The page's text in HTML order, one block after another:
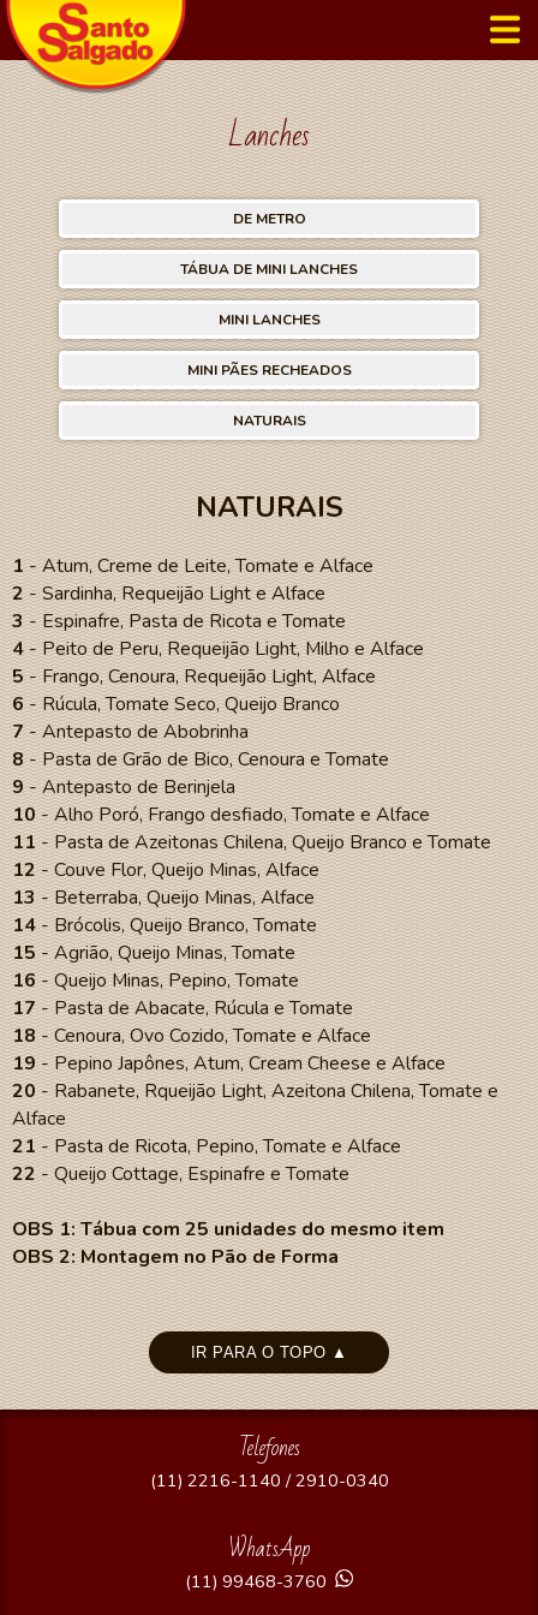
Lanches
DE METRO
TÁBUA DE MINI LANCHES
MINI LANCHES
MINI PÃES RECHEADOS
NATURAIS
NATURAIS
1- Atum, Creme de Leite, Tomate e Alface
2- Sardinha, Requeijão Light e Alface
3- Espinafre, Pasta de Ricota e Tomate
4- Peito de Peru, Requeijão Light, Milho e Alface
5- Frango, Cenoura, Requeijão Light, Alface
6- Rúcula, Tomate Seco, Queijo Branco
7- Antepasto de Abobrinha
8- Pasta de Grão de Bico, Cenoura e Tomate
9- Antepasto de Berinjela
10- Alho Poró, Frango desfiado, Tomate e Alface
11- Pasta de Azeitonas Chilena, Queijo Branco e Tomate
12- Couve Flor, Queijo Minas, Alface
13- Beterraba, Queijo Minas, Alface
14- Brócolis, Queijo Branco, Tomate
15- Agrião, Queijo Minas, Tomate
16- Queijo Minas, Pepino, Tomate
17- Pasta de Abacate, Rúcula e Tomate
18- Cenoura, Ovo Cozido, Tomate e Alface
19- Pepino Japônes, Atum, Cream Cheese e Alface
20- Rabanete, Rqueijão Light, Azeitona Chilena, Tomate e
Alface
21- Pasta de Ricota, Pepino, Tomate e Alface
22- Queijo Cottage, Espinafre e Tomate
OBS 1: Tábua com 25 unidades do mesmo item
OBS 2: Montagem no Pão de Forma
IR PARA O TOPO ▲
Telefones
(11) 2216-1140 / 2910-0340
WhatsApp
(11) 99468-3760